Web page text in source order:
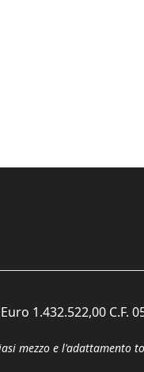
1.432.522,00 C.F.
mezzo e l'adattamento